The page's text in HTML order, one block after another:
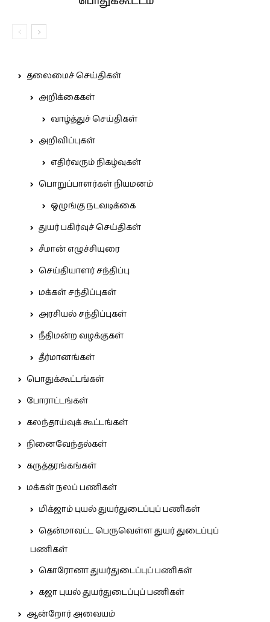
தலைமைச் செய்திகள்
அறிக்கைகள்
வாழ்த்துச் செய்திகள்
அறிவிப்புகள்
எதிர்வரும் நிகழ்வுகள்
பொறுப்பாளர்கள் நியமனம்
ஒழுங்கு நடவடிக்கை
துயர் பகிர்வுச் செய்திகள்
சீமான் எழுச்சியுரை
செய்தியாளர் சந்திப்பு
மக்கள் சந்திப்புகள்
அரசியல் சந்திப்புகள்
நீதிமன்ற வழக்குகள்
தீர்மானங்கள்
பொதுக்கூட்டங்கள்
போராட்டங்கள்
கலந்தாய்வுக் கூட்டங்கள்
நினைவேந்தல்கள்
கருத்தரங்கங்கள்
மக்கள் நலப் பணிகள்
மிக்ஜாம் புயல் துயர்துடைப்புப் பணிகள்
தென்மாவட்ட பெருவெள்ள துயர் துடைப்புப்
பணிகள்
கொரோனா துயர்துடைப்புப் பணிகள்
கஜா புயல் துயர்துடைப்புப் பணிகள்
ஆன்றோர் அவையம்